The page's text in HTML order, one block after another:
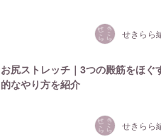
せきらら
お尻ストレッチ｜3つの殿筋をほぐ
的なやり方を紹介
せきらら